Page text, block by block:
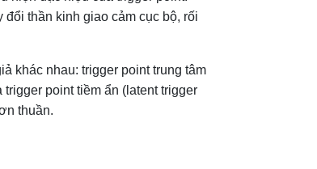
thần kinh giao cảm cục bộ, rối
khác nhau: trigger point trung tâm
point tiềm ẩn (latent trigger
thuần.